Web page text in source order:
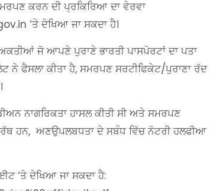
ਕਰਨ ਦੀ ਪ੍ਰਕਿਰਿਆ ਦਾ ਵੇਰਵਾ
‘ਤੇ ਦੇਖਿਆ ਜਾ ਸਕਦਾ ਹੈ।
ਜੋ ਆਪਣੇ ਪੁਰਾਣੇ ਭਾਰਤੀ ਪਾਸਪੋਰਟਾਂ ਦਾ ਪਤਾ
ਫੈਸਲਾ ਕੀਤਾ ਹੈ, ਸਮਰਪਣ ਸਰਟੀਫਿਕੇਟ/ਪੁਰਾਣਾ ਰੱਦ
ਨਾਗਰਿਕਤਾ ਹਾਸਲ ਕੀਤੀ ਸੀ ਅਤੇ ਸਮਰਪਣ
ਹਨ, ਅਣਉਪਲਬਧਤਾ ਦੇ ਸਬੰਧ ਵਿੱਚ ਨੋਟਰੀ ਹਲਫੀਆ
‘ਤੇ ਦੇਖਿਆ ਜਾ ਸਕਦਾ ਹੈ: